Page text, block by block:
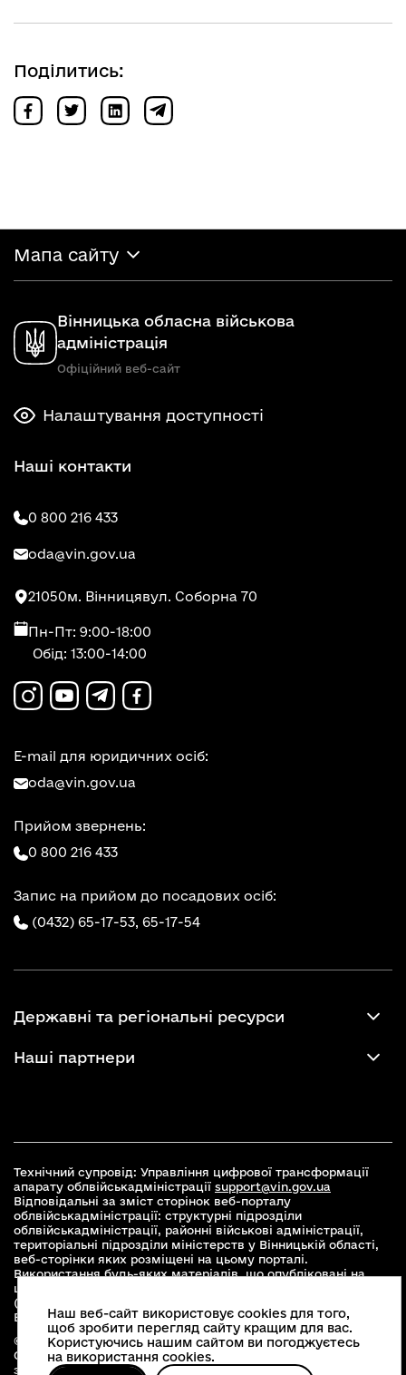
Поділитись:
Мапа сайту
Вінницька обласна військова
адміністрація
Офіційний веб-сайт
Налаштування доступності
Наші контакти
0 800 216 433
oda@vin.gov.ua
21050м. Вінницявул. Соборна 70
Пн-Пт: 9:00-18:00
Обід: 13:00-14:00
E-mail для юридичних осіб:
oda@vin.gov.ua
Прийом звернень:
0 800 216 433
Запис на прийом до посадових осіб:
(0432) 65-17-53, 65-17-54
Державні та регіональні ресурси
Наші партнери
Технічний супровід: Управління цифрової трансформації
апарату облвійськадміністрації support@vin.gov.ua
Відповідальні за зміст сторінок веб-порталу
облвійськадміністрації: структурні підрозділи
облвійськадміністрації, районні військові адміністрації,
територіальні підрозділи міністерств у Вінницькій області,
веб-сторінки яких розміщені на цьому порталі.
Використання будь-яких матеріалів, що опубліковані на
цьому сайті, дозволяється при умові зазначення посилання
(для інтернет-видань - гіперпосилання) на офіційний сайт
Вінницької облвійськадміністраціїwww.vin.gov.ua .
© 2026 Весь контент доступний за ліцензією Creative
Commons Attribution 4.0 International license, якщо не
зазначено інше
Наш веб-сайт використовує cookies для того,
щоб зробити перегляд сайту кращим для вас.
Користуючись нашим сайтом ви погоджуєтесь
на використання cookies.